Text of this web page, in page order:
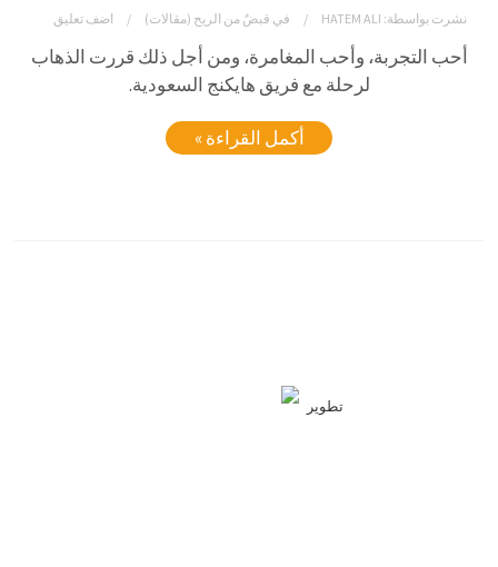
نشرت بواسطة: HATEM ALI في قبضٌ من الريح (مقالات) اضف تعليق
أحب التجربة، وأحب المغامرة، ومن أجل ذلك قررت الذهاب
لرحلة مع فريق هايكنج السعودية.
أكمل القراءة »
تطوير